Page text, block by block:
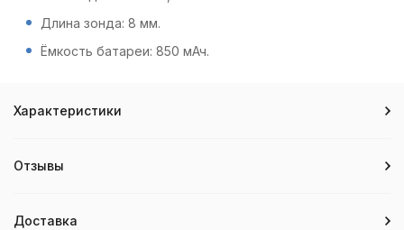
Длина зонда: 8 мм.
Ёмкость батареи: 850 мАч.
Характеристики
Отзывы
Доставка